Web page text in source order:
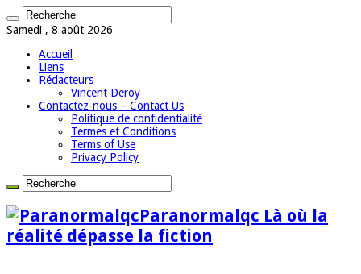
Samedi , 8 août 2026
Accueil
Liens
Rédacteurs
Vincent Deroy
Contactez-nous – Contact Us
Politique de confidentialité
Termes et Conditions
Terms of Use
Privacy Policy
Paranormalqc Là où la
réalité dépasse la fiction